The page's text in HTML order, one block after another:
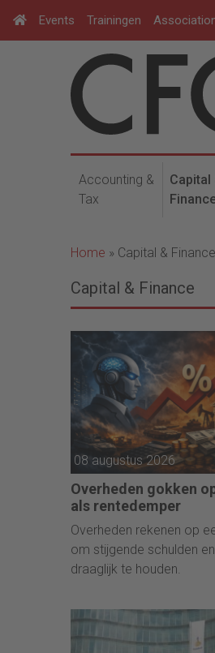
Events Trainingen
Accounting &
Tax
Capital
Home » Capital & Finance
Capital & Finance
08 augustus 2026
Overheden gokken
als rentedemper
Overheden rekenen op
om stijgende schulden
draaglijk te houden.